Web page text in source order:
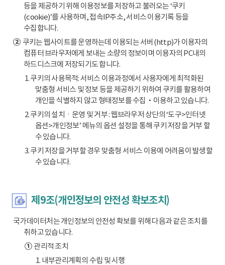
등을 제공하기 위해 이용정보를 저장하고 불러오는 ‘쿠키
(cookie)’를 사용하며, 접속IP주소, 서비스 이용기록 등을
수집합니다.
②쿠키는 웹사이트를 운영하는데 이용되는 서버(http)가 이용자의
컴퓨터 브라우저에게 보내는 소량의 정보이며 이용자의 PC내의
하드디스크에 저장되기도 합니다.
1. 쿠키의 사용목적: 서비스 이용과정에서 사용자에게 최적화된
맞춤형 서비스 및 정보 등을 제공하기 위하여 쿠키를 활용하여
개인을 식별하지 않고 형태정보를 수집‧이용하고 있습니다.
2. 쿠키의 설치ㆍ운영 및 거부 : 웹브라우저 상단의 ‘도구>인터넷
옵션>개인정보’ 메뉴의 옵션 설정을 통해 쿠키 저장을 거부 할
수 있습니다.
3. 쿠키 저장을 거부할 경우 맞춤형 서비스 이용에 어려움이 발생할
수 있습니다.
제9조(개인정보의 안전성 확보조치)
국가데이터처는 개인정보의 안전성 확보를 위해 다음과 같은 조치를
취하고 있습니다.
①관리적 조치
1. 내부관리계획의 수립 및 시행